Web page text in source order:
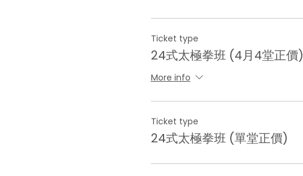
Ticket type
24式太極拳班 (4月4堂正價)
More info
Ticket type
24式太極拳班 (單堂正價)